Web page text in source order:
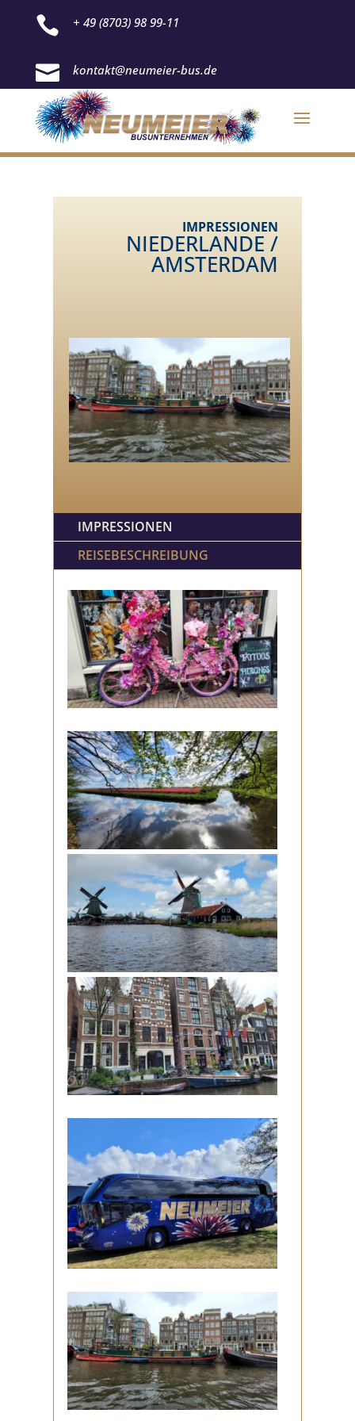
 + 49 (8703) 98 99-11
 kontakt@neumeier-bus.de
IMPRESSIONEN
NIEDERLANDE /
AMSTERDAM
IMPRESSIONEN
REISEBESCHREIBUNG